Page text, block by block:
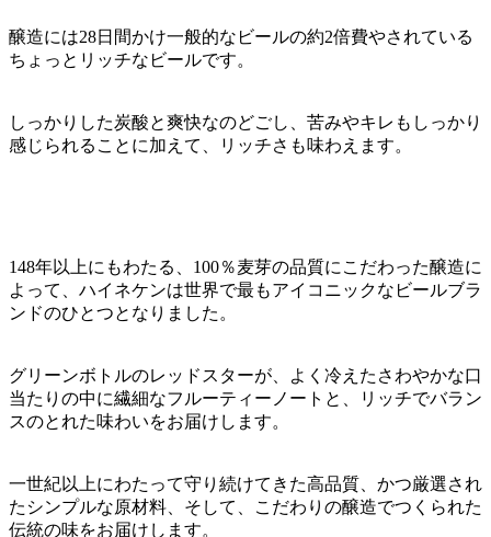
醸造には28日間かけ一般的なビールの約2倍費やされている
ちょっとリッチなビールです。
しっかりした炭酸と爽快なのどごし、苦みやキレもしっかり
感じられることに加えて、リッチさも味わえます。
148年以上にもわたる、100％麦芽の品質にこだわった醸造に
よって、ハイネケンは世界で最もアイコニックなビールブラ
ンドのひとつとなりました。
グリーンボトルのレッドスターが、よく冷えたさわやかな口
当たりの中に繊細なフルーティーノートと、リッチでバラン
スのとれた味わいをお届けします。
一世紀以上にわたって守り続けてきた高品質、かつ厳選され
たシンプルな原材料、そして、こだわりの醸造でつくられた
伝統の味をお届けします。